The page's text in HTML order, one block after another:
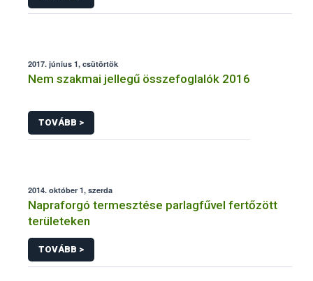
2017. június 1, csütörtök
Nem szakmai jellegű összefoglalók 2016
TOVÁBB >
2014. október 1, szerda
Napraforgó termesztése parlagfűvel fertőzött
területeken
TOVÁBB >